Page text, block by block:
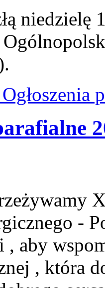
niedzielę
-
, aby
, która